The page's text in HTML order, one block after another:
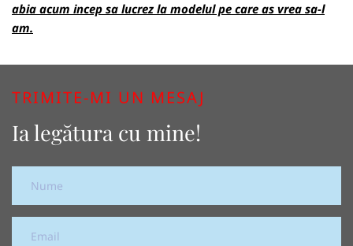
abia acum incep sa lucrez la modelul pe care as vrea sa-l
am.
TRIMITE-MI UN MESAJ
Ia legătura cu mine!